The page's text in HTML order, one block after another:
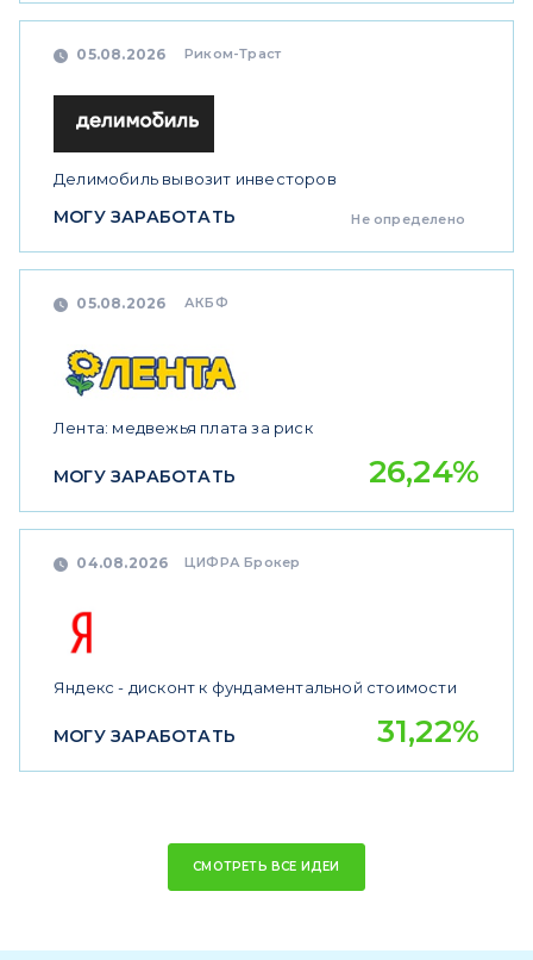
05.08.2026
Делимобиль вывозит инвесторов
Риком-Траст
МОГУ ЗАРАБОТАТЬ Не определено
05.08.2026
Лента: медвежья плата за риск
АКБФ
МОГУ ЗАРАБОТАТЬ 26,24%
04.08.2026
Яндекс - дисконт к фундаментальной стоимости
ЦИФРА Брокер
МОГУ ЗАРАБОТАТЬ 31,22%
СМОТРЕТЬ ВСЕ ИДЕИ